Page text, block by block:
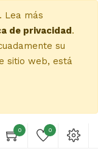
Lea más
de privacidad.
su
sitio web, está
0 0